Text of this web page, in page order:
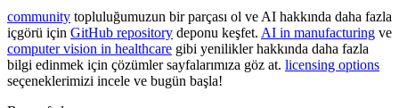
community topluluğumuzun bir parçası ol ve AI hakkında daha fazla
içgörü için GitHub repository deponu keşfet. AI in manufacturing ve
computer vision in healthcare gibi yenilikler hakkında daha fazla
bilgi edinmek için çözümler sayfalarımıza göz at. licensing options
seçeneklerimizi incele ve bugün başla!